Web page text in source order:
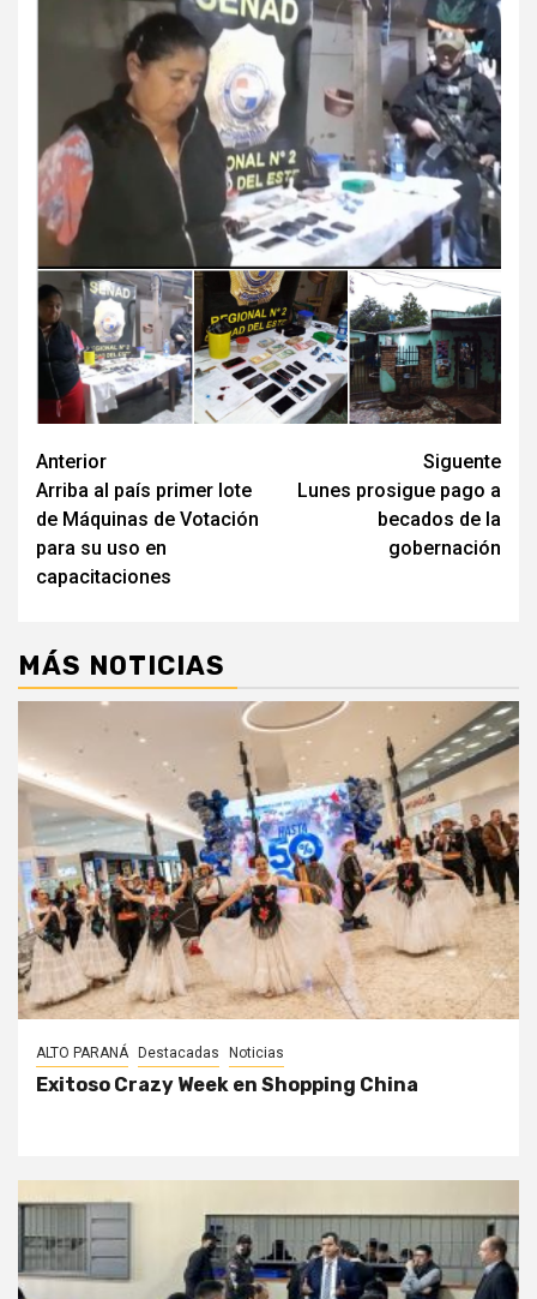
Navegación
de
entradas
Anterior
Arriba al país primer lote
de Máquinas de Votación
para su uso en
capacitaciones
Siguente
Lunes prosigue pago a
becados de la
gobernación
MÁS NOTICIAS
ALTO PARANÁ Destacadas Noticias
Exitoso Crazy Week en Shopping China